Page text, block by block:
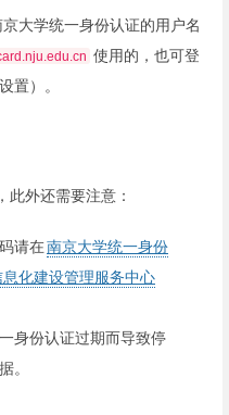
京大学统一身份认证的用户名
使用的，也可登
置）。
外还需要注意：
请在南京大学统一身份
息化建设管理服务中心
身份认证过期而导致停
。